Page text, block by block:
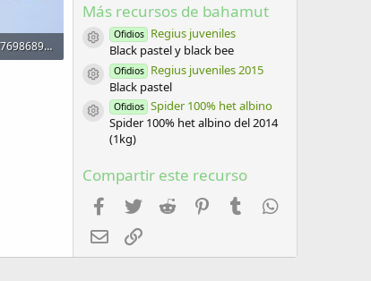
11222255_1197976986895657_8326399532247221417_o.jpg
Más recursos de bahamut
Icono del recurso
Ofidios Regius juveniles
Black pastel y black bee
Icono del recurso
Ofidios Regius juveniles 2015
Black pastel
Icono del recurso
Ofidios Spider 100% het albino
Spider 100% het albino del 2014
(1kg)
Compartir este recurso
Facebook
Twitter Reddit PinterestTumblr
Email